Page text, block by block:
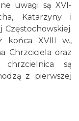
uwagi są XVI-
Katarzyny i
końca XVIII w.,
Chrzciciela oraz
są
z pierwszej